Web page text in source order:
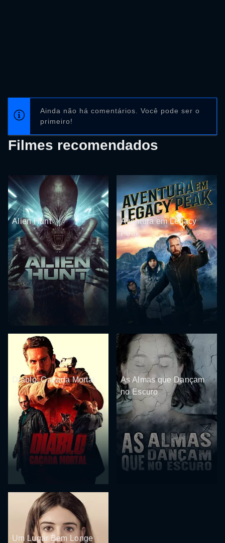
Ainda não há comentários. Você pode ser o
primeiro!
Filmes recomendados
Alien Hunt
Aventura em Legacy
Peak
Diablo: Caçada Mortal
As Almas que Dançam
no Escuro
Um Lugar Bem Longe